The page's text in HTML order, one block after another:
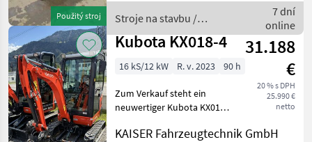
Použitý stroj
KUBOTA KX019-4
Stroje na stavbu /
Kubota
7 dní
online
Kubota KX018-4
31.188
€
20 % s DPH
25.990 €
netto
16 kS/12 kW R. v. 2023 90 h
Zum Verkauf steht ein
neuwertiger Kubota KX018-
Schnellwechsler SW010 €
KAISER Fahrzeugtechnik GmbH